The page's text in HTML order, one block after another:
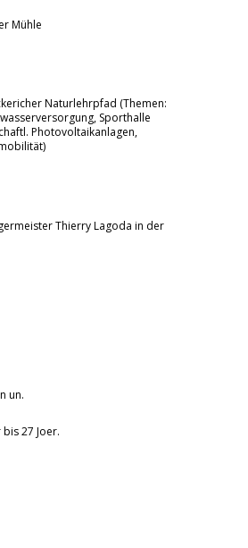
Mühle
Naturlehrpfad (Themen:
Sporthalle
Photovoltaikanlagen,
Thierry Lagoda in der
un.
27 Joer.